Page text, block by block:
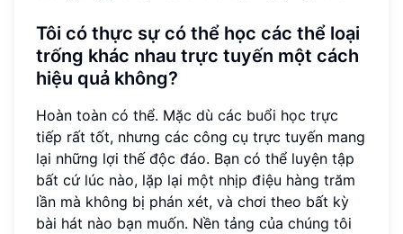
Tôi có thực sự có thể học các thể loại
trống khác nhau trực tuyến một cách
hiệu quả không?
Hoàn toàn có thể. Mặc dù các buổi học trực
tiếp rất tốt, nhưng các công cụ trực tuyến mang
lại những lợi thế độc đáo. Bạn có thể luyện tập
bất cứ lúc nào, lặp lại một nhịp điệu hàng trăm
lần mà không bị phán xét, và chơi theo bất kỳ
bài hát nào bạn muốn. Nền tảng của chúng tôi